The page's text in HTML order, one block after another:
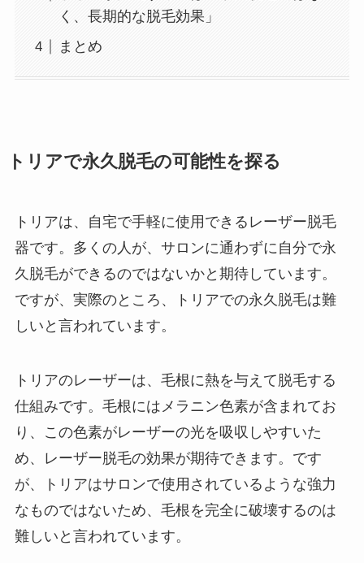
く、長期的な脱毛効果」
まとめ
トリアで永久脱毛の可能性を探る
トリアは、自宅で手軽に使用できるレーザー脱毛
器です。多くの人が、サロンに通わずに自分で永
久脱毛ができるのではないかと期待しています。
ですが、実際のところ、トリアでの永久脱毛は難
しいと言われています。
トリアのレーザーは、毛根に熱を与えて脱毛する
仕組みです。毛根にはメラニン色素が含まれてお
り、この色素がレーザーの光を吸収しやすいた
め、レーザー脱毛の効果が期待できます。です
が、トリアはサロンで使用されているような強力
なものではないため、毛根を完全に破壊するのは
難しいと言われています。